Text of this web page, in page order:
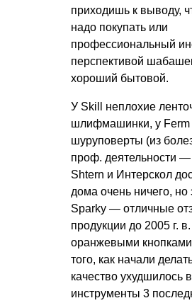
приходишь к выводу,
надо покупать или
профессиональный
перспективой
хороший бытовой.
У Skill неплохие
шлифмашинки, у
шуруповерты (из
проф. деятельности —
Shtern и Интерскол
дома очень ничего, но
Sparky — отличные
продукции до 2005 г.
оранжевыми
того, как начали
качество ухудшилось
инструменты 3